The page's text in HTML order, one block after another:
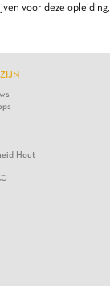
voor deze opleiding,
Hout